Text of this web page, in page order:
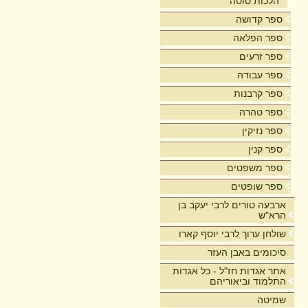
ספר קדושה
ספר הפלאה
ספר זרעים
ספר עבודה
ספר קרבנות
ספר טהרה
ספר נזיקין
ספר קנין
ספר משפטים
ספר שופטים
ארבעה טורים לרבי יעקב בן
הרא"ש
שולחן ערוך לרבי יוסף קארו
סיכומים באבן העזר
אתר אגדות חז"ל - כל אגדות
התלמוד וביאוריהם
שמיטה